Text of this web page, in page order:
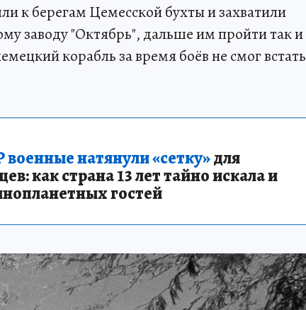
к берегам Цемесской бухты и захватили
заводу "Октябрь", дальше им пройти так и
корабль за время боёв не смог встать
натянули «сетку»для
как страна 13 лет тайно искала и
гостей